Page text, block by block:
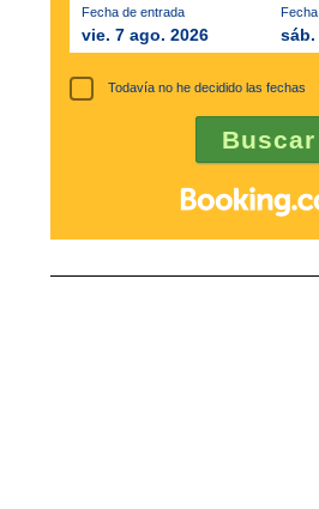
Fecha de entrada
vie. 7 ago. 2026 sáb.
Todavía no he decidido las fechas